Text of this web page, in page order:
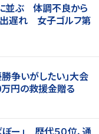
並ぶ 体調不良から
遅れ 女子ゴルフ第
争いがしたい」大会
円の救援金贈る
ー」 歴代５０位、通